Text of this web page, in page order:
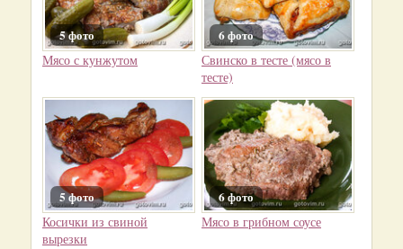
5 фото
Мясо с кунжутом
6 фото
Свинско в тесте (мясо в
тесте)
5 фото
Косички из свиной
вырезки
6 фото
Мясо в грибном соусе